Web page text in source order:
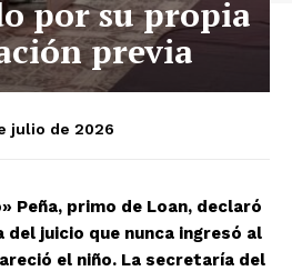
por su propia
previa
julio de 2026
Peña, primo de Loan, declaró
del juicio que nunca ingresó al
el niño. La secretaría del